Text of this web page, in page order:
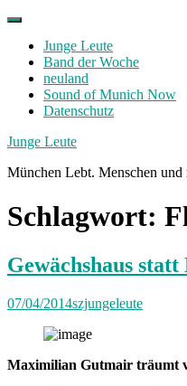
Skip
contentJunge Leute
Band der Woche
neuland
Sound of Munich Now
Datenschutz
Facebook
Twitter
Instagram
Junge Leute
München Lebt. Menschen und
Schlagwort:
Gewächshaus
07/04/2014szjungeleute
Maximilian Gutmair träumt